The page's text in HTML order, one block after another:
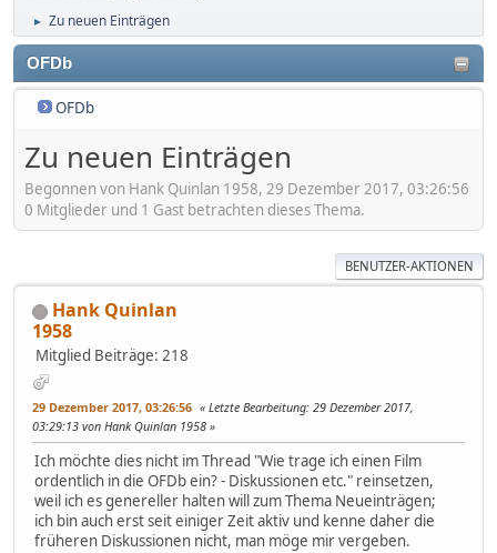
► Zu neuen Einträgen
OFDb
OFDb
Zu neuen Einträgen
Begonnen von Hank Quinlan 1958, 29 Dezember 2017, 03:26:56
0 Mitglieder und 1 Gast betrachten dieses Thema.
BENUTZER-AKTIONEN
Hank Quinlan
1958
Mitglied Beiträge: 218
29 Dezember 2017, 03:26:56 Letzte Bearbeitung: 29 Dezember 2017,
03:29:13 von Hank Quinlan 1958
Ich möchte dies nicht im Thread "Wie trage ich einen Film
ordentlich in die OFDb ein? - Diskussionen etc." reinsetzen,
weil ich es genereller halten will zum Thema Neueinträgen;
ich bin auch erst seit einiger Zeit aktiv und kenne daher die
früheren Diskussionen nicht, man möge mir vergeben.